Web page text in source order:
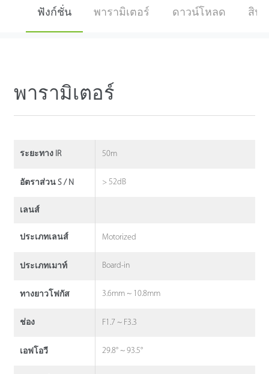
ฟังก์ชั่น พารามิเตอร์ ดาวน์โหลด สิน
พารามิเตอร์
ระยะทาง IR 50m
อัตราส่วน S / N > 52dB
เลนส์
ประเภทเลนส์ Motorized
ประเภทเมาท์ Board-in
ทางยาวโฟกัส 3.6mm ~ 10.8mm
ช่อง F1.7 ~ F3.3
เอฟโอวี 29.8° ~ 93.5°